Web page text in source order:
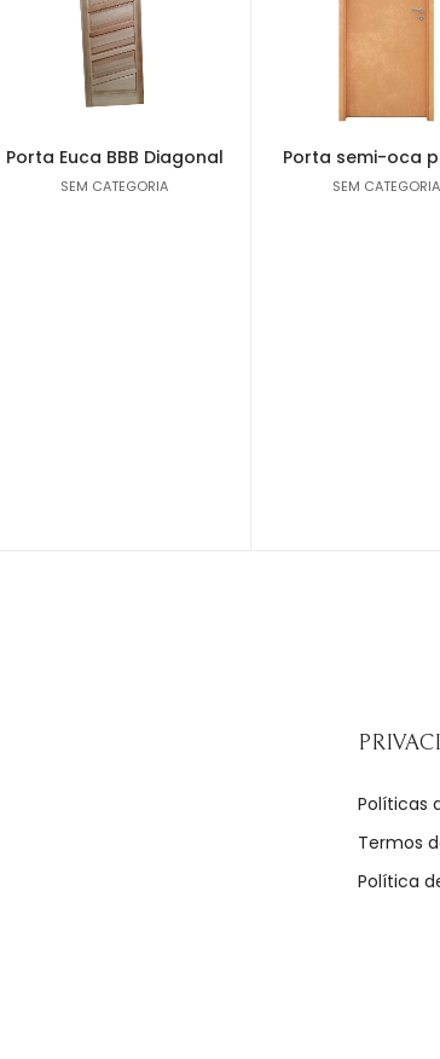
Porta Euca BBB Diagonal
SEM CATEGORIA
Porta semi-oca
SEM CATEGORIA
Políticas
Termos
Política